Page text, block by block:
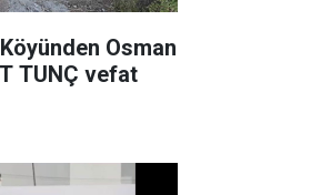
Osman
TUNÇ vefat